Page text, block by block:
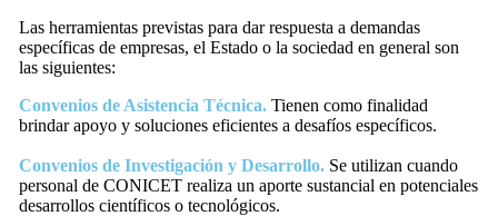
Las herramientas previstas para dar respuesta a demandas
específicas de empresas, el Estado o la sociedad en general son
las siguientes:
Convenios de Asistencia Técnica.Tienen como finalidad
brindar apoyo y soluciones eficientes a desafíos específicos.
Convenios de Investigación y Desarrollo.Se utilizan cuando
personal de CONICET realiza un aporte sustancial en potenciales
desarrollos científicos o tecnológicos.